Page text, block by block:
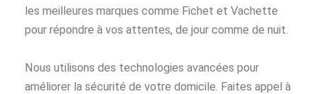
les meilleures marques comme Fichet et Vachette
pour répondre à vos attentes, de jour comme de nuit.
Nous utilisons des technologies avancées pour
améliorer la sécurité de votre domicile. Faites appel à